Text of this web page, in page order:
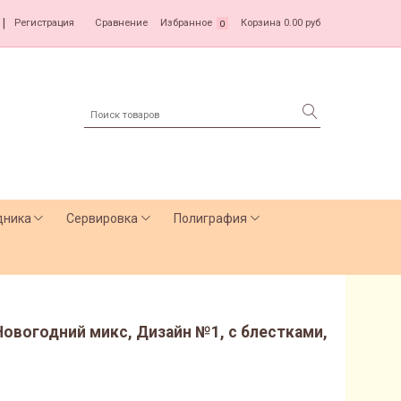
Регистрация Сравнение Избранное 0 Корзина 0.00 руб
Сервировка Полиграфия
микс, Дизайн №1, с блестками,